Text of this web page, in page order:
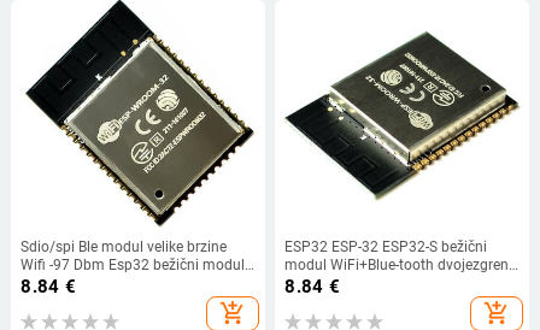
Sdio/spi Ble modul velike brzine
Wifi -97 Dbm Esp32 bežični modul
niskošumni bežični modul
dvojezgreni Mcu modul 4mb za
Esp-32s
8.84 €
add_shopping_cart
ESP32 ESP-32 ESP32-S bežični
modul WiFi+Blue-tooth dvojezgreni
CPU dvostruki antenski modul
ESP32 serijski u WiFi modul crni
8.84 €
add_shopping_cart